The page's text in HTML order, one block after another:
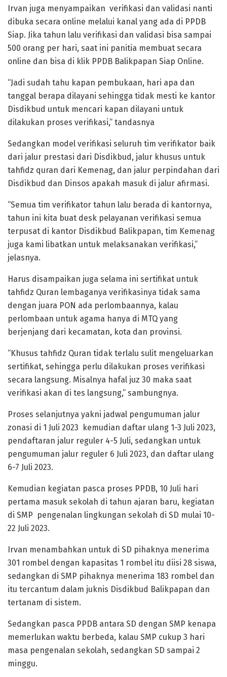
Irvan juga menyampaikan verifikasi dan validasi nanti
dibuka secara online melalui kanal yang ada di PPDB
Siap. Jika tahun lalu verifikasi dan validasi bisa sampai
500 orang per hari, saat ini panitia membuat secara
online dan bisa di klik PPDB Balikpapan Siap Online.
“Jadi sudah tahu kapan pembukaan, hari apa dan
tanggal berapa dilayani sehingga tidak mesti ke kantor
Disdikbud untuk mencari kapan dilayani untuk
dilakukan proses verifikasi,” tandasnya
Sedangkan model verifikasi seluruh tim verifikator baik
dari jalur prestasi dari Disdikbud, jalur khusus untuk
tahfidz quran dari Kemenag, dan jalur perpindahan dari
Disdikbud dan Dinsos apakah masuk di jalur afirmasi.
“Semua tim verifikator tahun lalu berada di kantornya,
tahun ini kita buat desk pelayanan verifikasi semua
terpusat di kantor Disdikbud Balikpapan, tim Kemenag
juga kami libatkan untuk melaksanakan verifikasi,”
jelasnya.
Harus disampaikan juga selama ini sertifikat untuk
tahfidz Quran lembaganya verifikasinya tidak sama
dengan juara PON ada perlombaannya, kalau
perlombaan untuk agama hanya di MTQ yang
berjenjang dari kecamatan, kota dan provinsi.
“Khusus tahfidz Quran tidak terlalu sulit mengeluarkan
sertifikat, sehingga perlu dilakukan proses verifikasi
secara langsung. Misalnya hafal juz 30 maka saat
verifikasi akan di tes langsung,” sambungnya.
Proses selanjutnya yakni jadwal pengumuman jalur
zonasi di 1 Juli 2023 kemudian daftar ulang 1-3 Juli 2023,
pendaftaran jalur reguler 4-5 Juli, sedangkan untuk
pengumuman jalur reguler 6 Juli 2023, dan daftar ulang
6-7 Juli 2023.
Kemudian kegiatan pasca proses PPDB, 10 Juli hari
pertama masuk sekolah di tahun ajaran baru, kegiatan
di SMP pengenalan lingkungan sekolah di SD mulai 10-
22 Juli 2023.
Irvan menambahkan untuk di SD pihaknya menerima
301 rombel dengan kapasitas 1 rombel itu diisi 28 siswa,
sedangkan di SMP pihaknya menerima 183 rombel dan
itu tercantum dalam juknis Disdikbud Balikpapan dan
tertanam di sistem.
Sedangkan pasca PPDB antara SD dengan SMP kenapa
memerlukan waktu berbeda, kalau SMP cukup 3 hari
masa pengenalan sekolah, sedangkan SD sampai 2
minggu.